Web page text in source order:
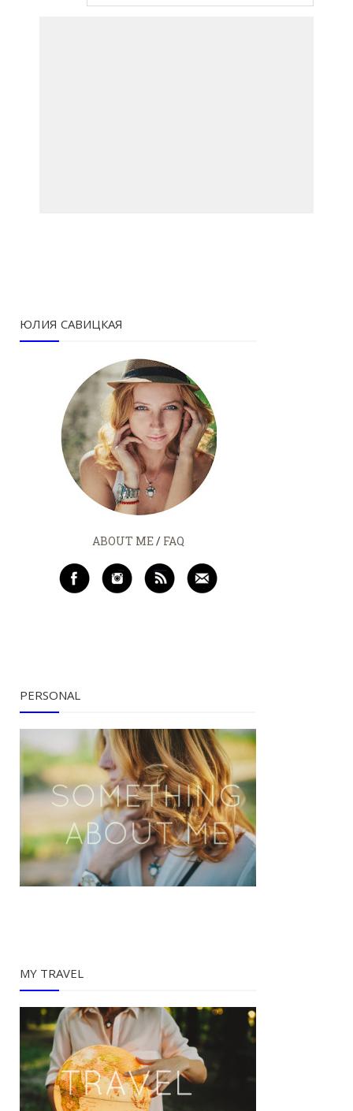
ЮЛИЯ САВИЦКАЯ
ABOUT ME/ FAQ
PERSONAL
MY TRAVEL